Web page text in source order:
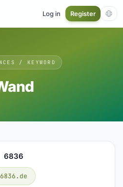
Log in Register
/ KEYWORD
6836
6836.de